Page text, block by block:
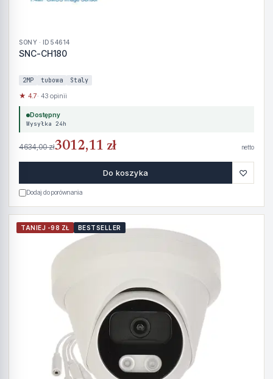
SONY · ID 54614
SNC-CH180
2MP tubowa Staly
★ 4.7· 43 opinii
Dostępny
Wysyłka 24h
4634,00 zł3012,11 zł netto
Do koszyka ♡
Dodaj do porównania
TANIEJ -98 ZŁ BESTSELLER